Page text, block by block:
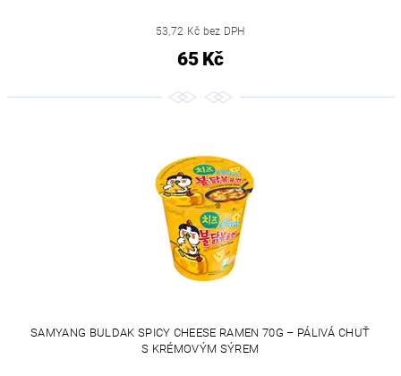
53,72 Kč bez DPH
65 Kč
SAMYANG BULDAK SPICY CHEESE RAMEN 70G – PÁLIVÁ CHUŤ
S KRÉMOVÝM SÝREM